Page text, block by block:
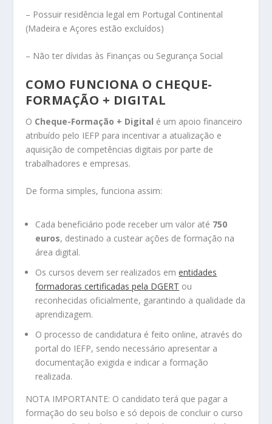
– Possuir residência legal em Portugal Continental
(Madeira e Açores estão excluídos)
– Não ter dívidas às Finanças ou Segurança Social
COMO FUNCIONA O CHEQUE-
FORMAÇÃO + DIGITAL
O Cheque-Formação + Digital é um apoio financeiro
atribuído pelo IEFP para incentivar a atualização e
aquisição de competências digitais por parte de
trabalhadores e empresas.
De forma simples, funciona assim:
Cada beneficiário pode receber um valor até 750
euros, destinado a custear ações de formação na
área digital.
Os cursos devem ser realizados ementidades
formadoras certificadas pela DGERT ou
reconhecidas oficialmente, garantindo a qualidade da
aprendizagem.
O processo de candidatura é feito online, através do
portal do IEFP, sendo necessário apresentar a
documentação exigida e indicar a formação
realizada.
NOTA IMPORTANTE: O candidato terá que pagar a
formação do seu bolso e só depois de concluir o curso